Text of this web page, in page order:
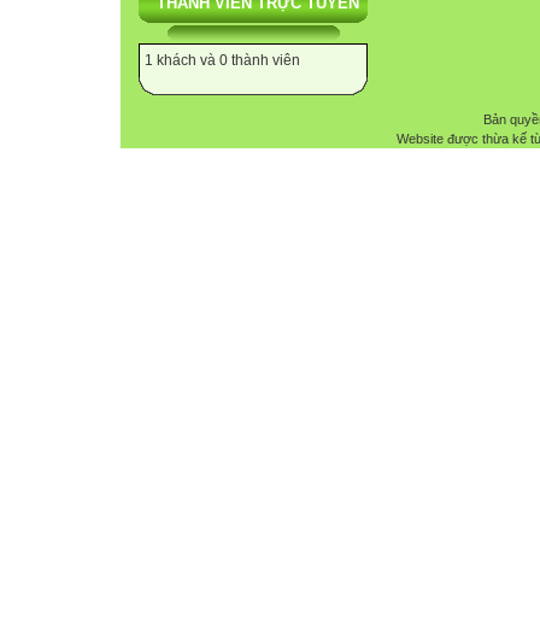
1 khách và 0 thành viên
Bản
Website được thừa kế